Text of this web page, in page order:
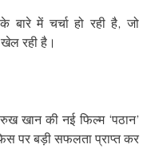
में चर्चा हो रही है, जो
रही है।
खान की नई फिल्म ‘पठान’
पर बड़ी सफलता प्राप्त कर